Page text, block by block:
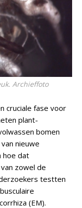
Archieffoto
cruciale fase voor
plant-
bomen
nieuwe
hoe dat
zowel de
testten
(EM).